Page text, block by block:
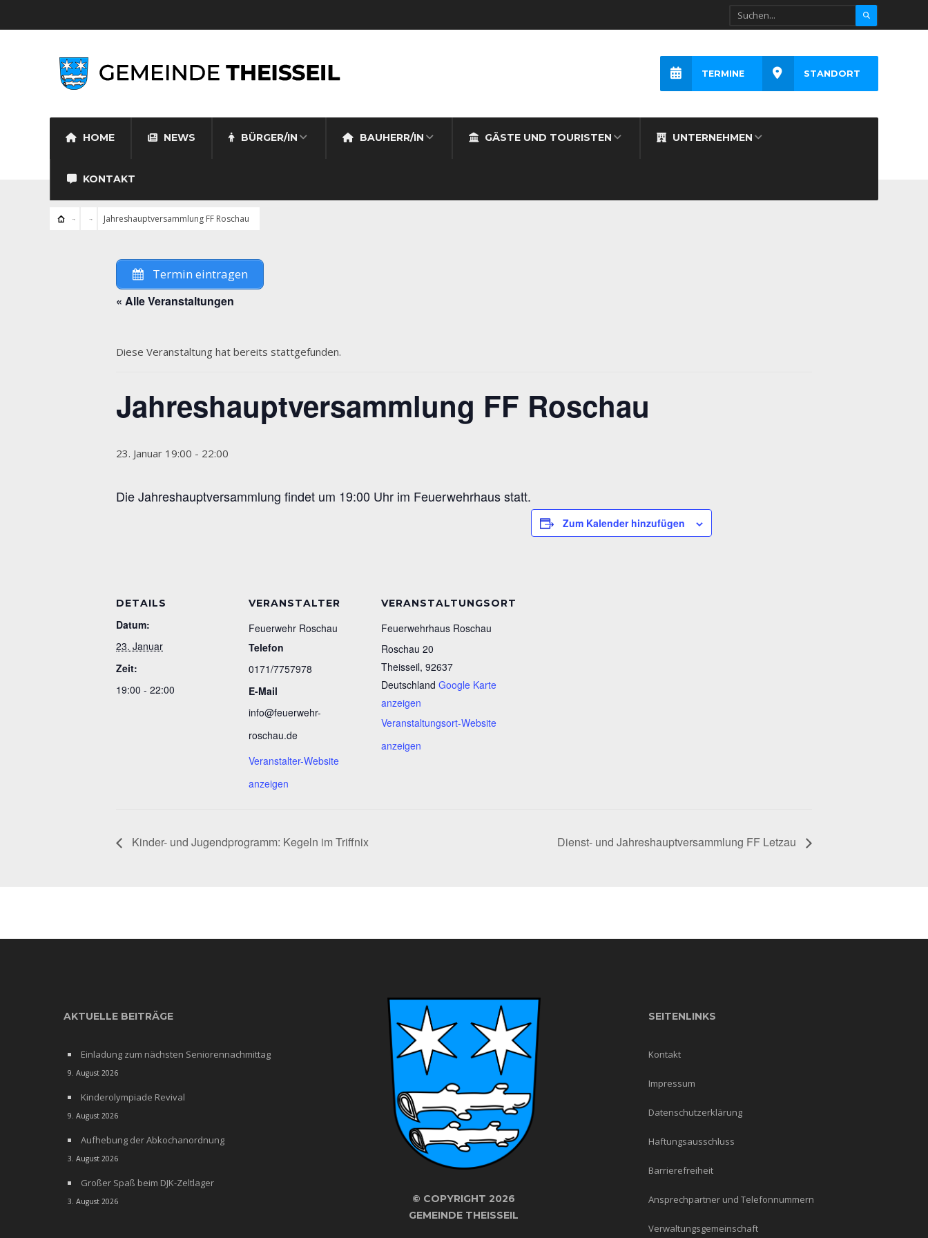
HOME NEWS BÜRGER/IN BAUHERR/IN GÄSTE UND TOURISTEN UNTERNEHMEN
KONTAKT
TERMINE STANDORT
Jahreshauptversammlung FF Roschau
Termin eintragen
« Alle Veranstaltungen
Diese Veranstaltung hat bereits stattgefunden.
Jahreshauptversammlung FF Roschau
23. Januar 19:00 - 22:00
Die Jahreshauptversammlung findet um 19:00 Uhr im Feuerwehrhaus statt.
Zum Kalender hinzufügen
DETAILS
Datum:
23. Januar
Zeit:
19:00 - 22:00
VERANSTALTER
Feuerwehr Roschau
Telefon
0171/7757978
E-Mail
info@feuerwehr-
roschau.de
Veranstalter-Website
anzeigen
VERANSTALTUNGSORT
Feuerwehrhaus Roschau
Roschau 20
Theisseil, 92637
Deutschland Google Karte
anzeigen
Veranstaltungsort-Website
anzeigen
Kinder- und Jugendprogramm: Kegeln im Triffnix Dienst- und Jahreshauptversammlung FF Letzau
AKTUELLE BEITRÄGE
Einladung zum nächsten Seniorennachmittag
9. August 2026
Kinderolympiade Revival
9. August 2026
Aufhebung der Abkochanordnung
3. August 2026
Großer Spaß beim DJK-Zeltlager
3. August 2026 © COPYRIGHT 2026
GEMEINDE THEISSEIL
SEITENLINKS
Kontakt
Impressum
Datenschutzerklärung
Haftungsausschluss
Barrierefreiheit
Ansprechpartner und Telefonnummern
Verwaltungsgemeinschaft